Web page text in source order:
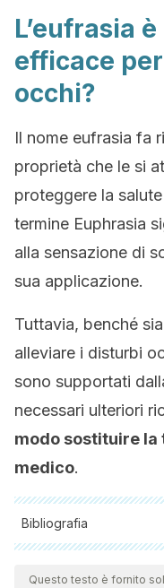
L’eufrasia
efficace
occhi?
Il nome eufrasia fa
proprietà che le si
proteggere la
termine Euphrasia
alla sensazione di
sua applicazione.
Tuttavia, benché
alleviare i disturbi
sono supportati
necessari ulteriori
modo sostituire
medico.
Bibliografia
Tutte le fonti citate sono
team per garantirne la
Questo testo è fornito